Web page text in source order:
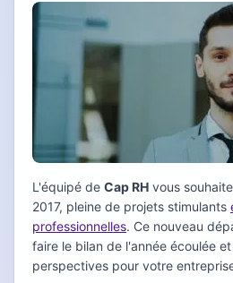
L'équipé de Cap RH vous
2017, pleine de projets stimulants
professionnelles. Ce nouveau
faire le bilan de l'année écoulée
perspectives pour votre